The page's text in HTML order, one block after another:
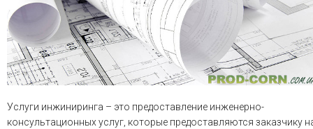
Услуги инжиниринга – это предоставление инженерно-
консультационных услуг, которые предоставляются заказчику